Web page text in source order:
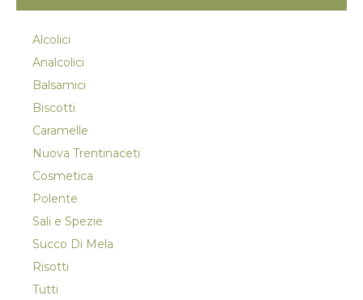
Alcolici
Analcolici
Balsamici
Biscotti
Caramelle
Nuova Trentinaceti
Cosmetica
Polente
Sali e Spezie
Succo Di Mela
Risotti
Tutti